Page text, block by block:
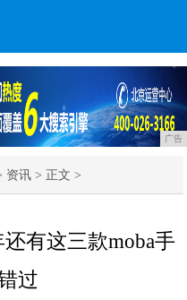
广告
资讯 > 正文 >
有这三款moba手
过